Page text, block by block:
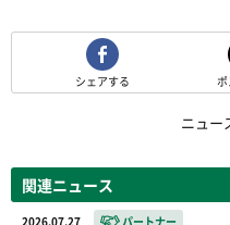
シェアする
ニュー
関連ニュース
2026.07.27 パートナー